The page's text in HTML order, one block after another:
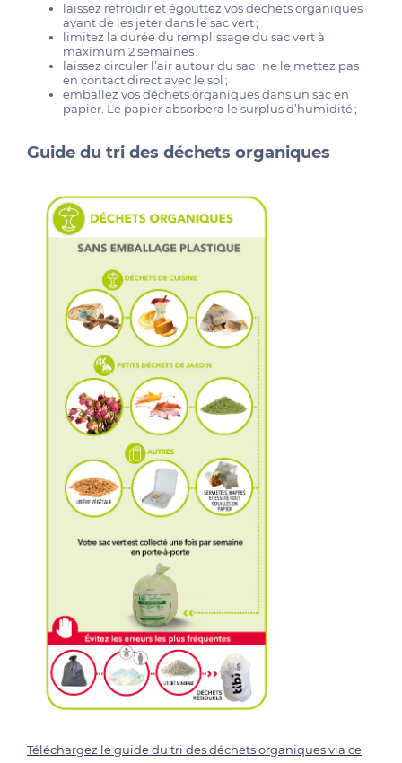
laissez refroidir et égouttez vos déchets organiques
avant de les jeter dans le sac vert ;
limitez la durée du remplissage du sac vert à
maximum 2 semaines ;
laissez circuler l’air autour du sac : ne le mettez pas
en contact direct avec le sol ;
emballez vos déchets organiques dans un sac en
papier. Le papier absorbera le surplus d’humidité ;
Guide du tri des déchets organiques
Téléchargez le guide du tri des déchets organiques via ce